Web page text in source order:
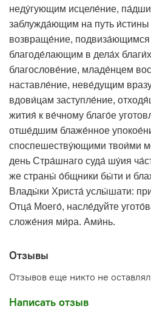
неду́гующим исцеле́ние,
заблужда́ющим на путь и́стины
возвраще́ние, подвиза́ющимся
благоде́лающим в дела́х
благослове́ние, младе́нцем
наставле́ние, неве́дущим
вдови́цам заступле́ние,
жития́ к ве́чному благо́е
отше́дшим блаже́нное
споспешеству́ющими твои́ми
день Стра́шнаго суда́ шу́ия
же страны́ о́бщники бы́ти и
Влады́ки Христа́ услы́шати:
Отца́ Моего́, насле́дуйте
сложе́ния ми́ра. Ами́нь.
Отзывы
Отзывов еще никто не оставлял
Написать отзыв